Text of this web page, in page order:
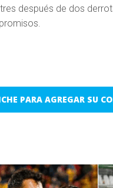
después de dos
PARA AGREGAR SU